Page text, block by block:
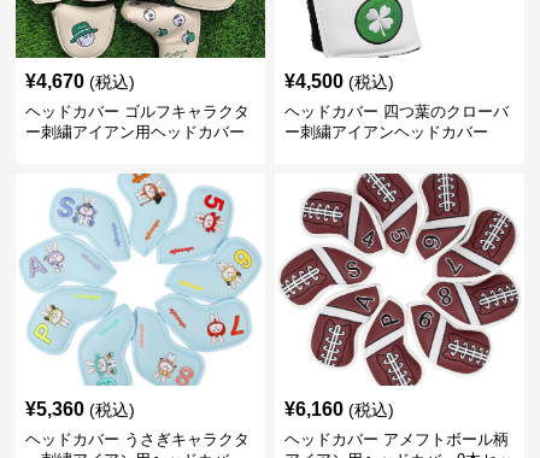
¥4,670 (税込)
ヘッドカバー ゴルフキャラクタ
ー刺繍アイアン用ヘッドカバー
¥4,500 (税込)
ヘッドカバー 四つ葉のクローバ
ー刺繍アイアンヘッドカバー
¥5,360 (税込)
ヘッドカバー うさぎキャラクタ
¥6,160 (税込)
ヘッドカバー アメフトボール柄